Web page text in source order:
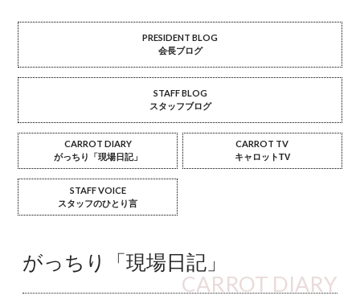
PRESIDENT BLOG
会長ブログ
STAFF BLOG
スタッフブログ
CARROT DIARY
がっちり「現場日記」
CARROT TV
キャロットTV
STAFF VOICE
スタッフのひとり言
がっちり「現場日記」
CARROT DIARY